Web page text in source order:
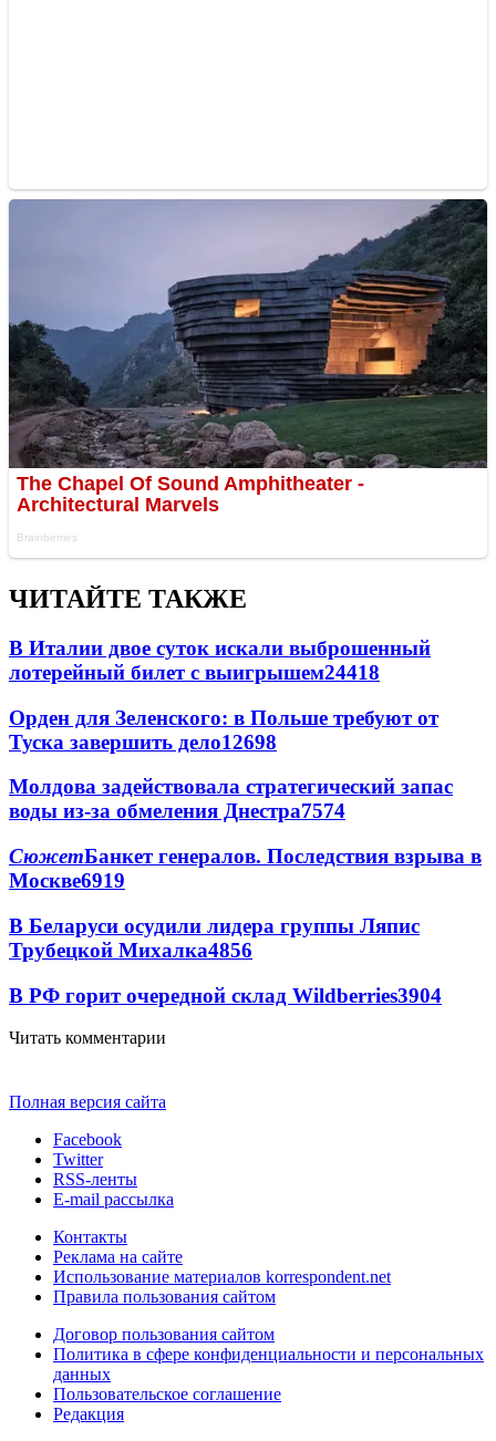
ЧИТАЙТЕ ТАКЖЕ
В Италии двое суток искали выброшенный
лотерейный билет с выигрышем24418
Орден для Зеленского: в Польше требуют от
Туска завершить дело12698
Молдова задействовала стратегический запас
воды из-за обмеления Днестра7574
СюжетБанкет генералов. Последствия взрыва в
Москве6919
В Беларуси осудили лидера группы Ляпис
Трубецкой Михалка4856
В РФ горит очередной склад Wildberries3904
Читать комментарии
Полная версия сайта
Facebook
Twitter
RSS-ленты
E-mail рассылка
Контакты
Реклама на сайте
Использование материалов korrespondent.net
Правила пользования сайтом
Договор пользования сайтом
Политика в сфере конфиденциальности и персональных
данных
Пользовательское соглашение
Редакция